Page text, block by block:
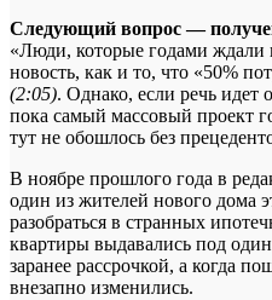
Следующий вопрос —
«Люди, которые годами
новость, как и то, что «50%
(2:05). Однако, если речь идет
пока самый массовый проект
тут не обошлось без
В ноябре прошлого года в
один из жителей нового дома
разобраться в странных
квартиры выдавались под
заранее рассрочкой, а когда
внезапно изменились.